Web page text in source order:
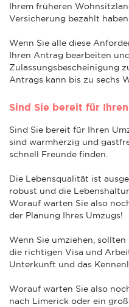
Ihrem früheren
Versicherung bezahlt haben.
Wenn Sie alle diese
Ihren Antrag bearbeiten
Zulassungsbescheinigung
Antrags kann bis zu sechs
Sind Sie bereit für
Sind Sie bereit für Ihren
sind warmherzig und
schnell Freunde finden.
Die Lebensqualität ist
robust und die
Worauf warten Sie also
der Planung Ihres Umzugs!
Wenn Sie umziehen, sollten
die richtigen Visa und
Unterkunft und das
Worauf warten Sie also
nach Limerick oder ein